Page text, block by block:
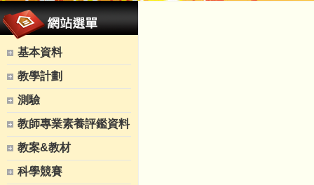
基本資料
教學計劃
測驗
教師專業素養評鑑資料
教案&教材
科學競賽